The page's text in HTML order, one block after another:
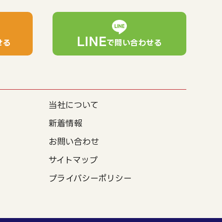
る LINEで問い合わせる
当社について
新着情報
お問い合わせ
サイトマップ
プライバシーポリシー